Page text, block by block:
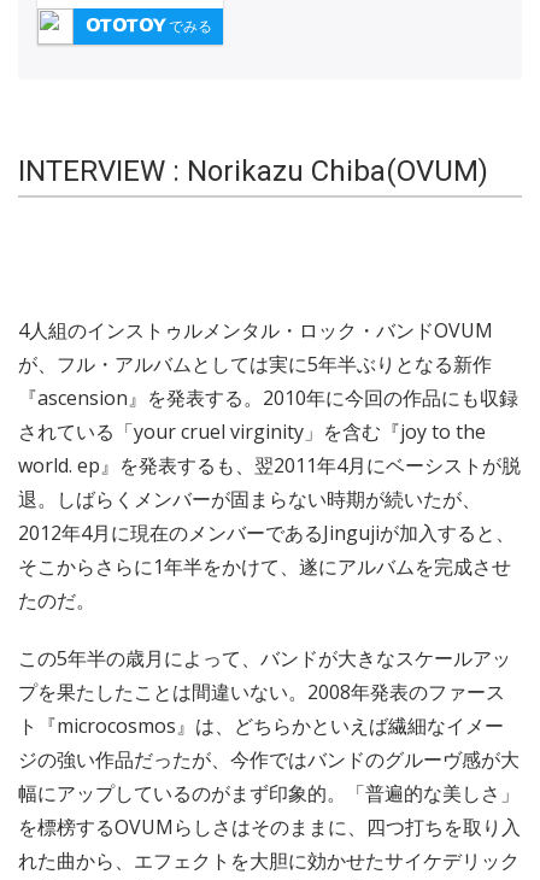
でみる
INTERVIEW : Norikazu Chiba(OVUM)
4人組のインストゥルメンタル・ロック・バンドOVUM
が、フル・アルバムとしては実に5年半ぶりとなる新作
『ascension』を発表する。2010年に今回の作品にも収録
されている「your cruel virginity」を含む『joy to the
world. ep』を発表するも、翌2011年4月にベーシストが脱
退。しばらくメンバーが固まらない時期が続いたが、
2012年4月に現在のメンバーであるJingujiが加入すると、
そこからさらに1年半をかけて、遂にアルバムを完成させ
たのだ。
この5年半の歳月によって、バンドが大きなスケールアッ
プを果たしたことは間違いない。2008年発表のファース
ト『microcosmos』は、どちらかといえば繊細なイメー
ジの強い作品だったが、今作ではバンドのグルーヴ感が大
幅にアップしているのがまず印象的。「普遍的な美しさ」
を標榜するOVUMらしさはそのままに、四つ打ちを取り入
れた曲から、エフェクトを大胆に効かせたサイケデリック